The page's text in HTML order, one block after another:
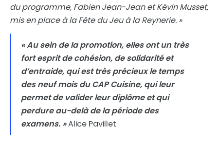
du programme, Fabien Jean-Jean et Kévin Musset,
mis en place à la Fête du Jeu à la Reynerie. »
« Au sein de la promotion, elles ont un très
fort esprit de cohésion, de solidarité et
d’entraide, qui est très précieux le temps
des neuf mois du CAP Cuisine, qui leur
permet de valider leur diplôme et qui
perdure au-delà de la période des
examens. »Alice Pavillet